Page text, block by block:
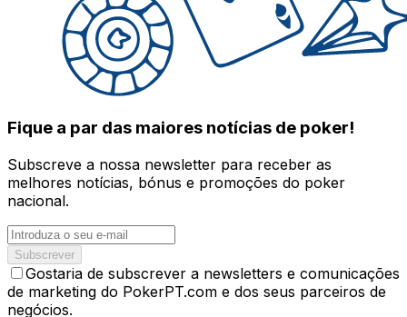
Fique a par das maiores notícias de poker!
Subscreve a nossa newsletter para receber as
melhores notícias, bónus e promoções do poker
nacional.
Subscrever
Gostaria de subscrever a newsletters e comunicações
de marketing do PokerPT.com e dos seus parceiros de
negócios.